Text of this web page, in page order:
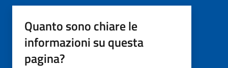
Quanto sono chiare le
informazioni su questa
pagina?